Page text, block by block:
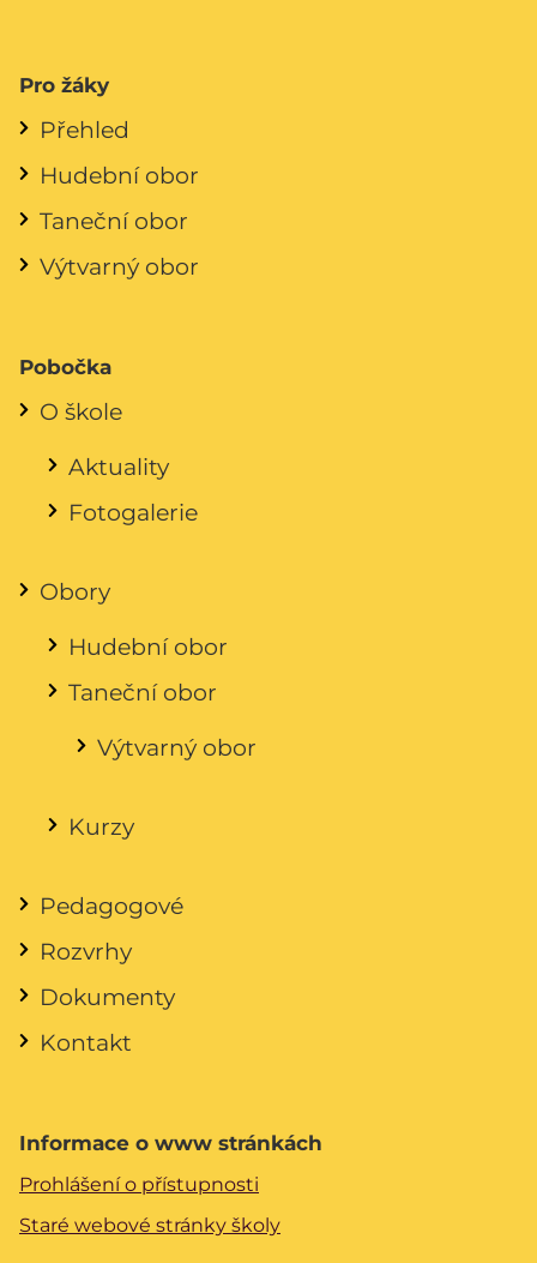
Pro žáky
Přehled
Hudební obor
Taneční obor
Výtvarný obor
Pobočka
O škole
Aktuality
Fotogalerie
Obory
Hudební obor
Taneční obor
Výtvarný obor
Kurzy
Pedagogové
Rozvrhy
Dokumenty
Kontakt
Informace o www stránkách
Prohlášení o přístupnosti
Staré webové stránky školy